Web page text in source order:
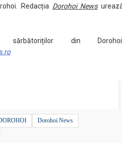
Redacția Dorohoi News
sărbătoriților din
Dorohoi News